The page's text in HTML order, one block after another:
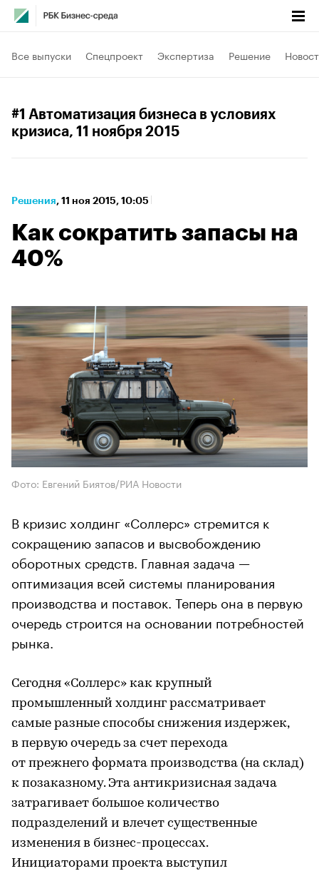
Все выпуски Спецпроект Экспертиза Решение
#1 Автоматизация бизнеса в условиях
кризиса, 11 ноября 2015
Решения⁠, 11 ноя 2015, 10:05
Как сократить запасы на
40%
Фото: Евгений Биятов/РИА Новости
В кризис холдинг «Соллерс» стремится к
сокращению запасов и высвобождению
оборотных средств. Главная задача —
оптимизация всей системы планирования
производства и поставок. Теперь она в первую
очередь строится на основании потребностей
рынка.
Сегодня «Соллерс» как крупный
промышленный холдинг рассматривает
самые разные способы снижения издержек,
в первую очередь за счет перехода
от прежнего формата производства (на склад)
к позаказному. Эта антикризисная задача
затрагивает большое количество
подразделений и влечет существенные
изменения в бизнес-процессах.
Инициаторами проекта выступил